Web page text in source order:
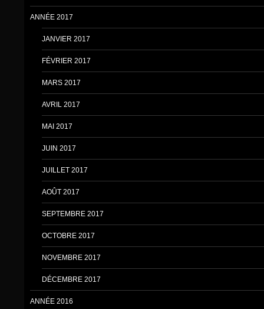
ANNÉE 2017
JANVIER 2017
FÉVRIER 2017
MARS 2017
AVRIL 2017
MAI 2017
JUIN 2017
JUILLET 2017
AOÛT 2017
SEPTEMBRE 2017
OCTOBRE 2017
NOVEMBRE 2017
DÉCEMBRE 2017
ANNÉE 2016